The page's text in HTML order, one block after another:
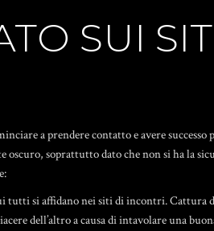
SUI
a prendere contatto e avere successo
soprattutto dato che non si ha la
tutti si affidano nei siti di incontri. Cattura
dell’altro a causa di intavolare una